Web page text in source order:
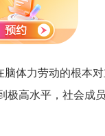
体力劳动的根本对
极高水平，社会成